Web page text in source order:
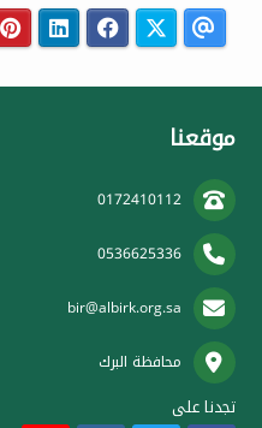
موقعنا
0172410112
0536625336
bir@albirk.org.sa
محافظة البرك
تجدنا على